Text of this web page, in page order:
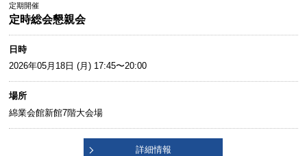
定期開催
定時総会懇親会
日時
2026年05月18日 (月) 17:45〜20:00
場所
綿業会館新館7階大会場
詳細情報